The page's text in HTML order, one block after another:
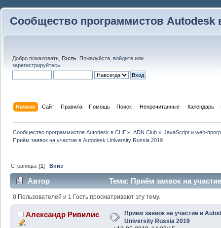
Сообщество программистов Autodesk
Добро пожаловать, Гость . Пожалуйста, войдите или
зарегистрируйтесь
Начало Сайт Правила Помощь Поиск Непрочитанные Календарь
Сообщество программистов Autodesk в СНГ » ADN Club» JavaScript и web-
Приём заявок на участие в Autodesk University Russia 2019
Страницы: [1]Вниз
Автор
Тема: Приём заявок на
(Прочитано 31698 раз)
0 Пользователей и 1 Гость просматривают эту тему.
Александр Ривилис
Приём заявок на участие в
University Russia 2019